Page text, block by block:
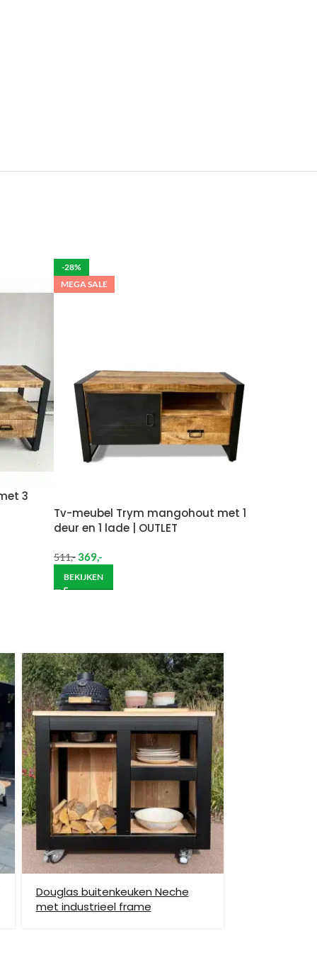
voor de eventuele schade aan het product.
week in rekening brengen.
brengen. De kosten hiervan zijn €59 daar
je het meubel gemonteerd hebben op een
moet helpen om de goederen op de juiste
bezorging op begane grond rekenen wij
helpen om de goederen op de juiste plek te
locatie te komen, dan dien je dit zelf en op
3
-28%
MEGA SALE
Tv-meubel Trym mangohout met 1
deur en 1 lade | OUTLET
511,-369,-
BEKIJKEN
Douglas buitenkeuken Neche
met industrieel frame